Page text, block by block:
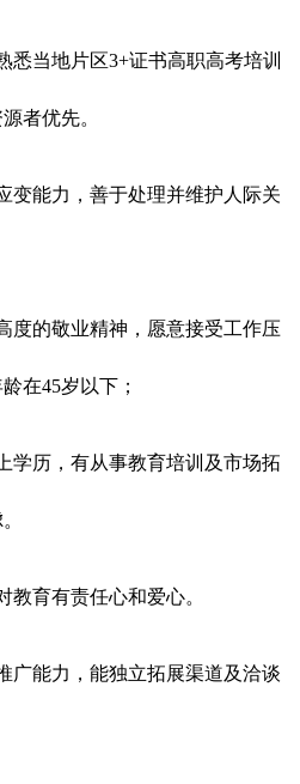
悉当地片区3+证书高职高考培训
者优先。
变能力，善于处理并维护人际关
度的敬业精神，愿意接受工作压
在45岁以下；
学历，有从事教育培训及市场拓
教育有责任心和爱心。
广能力，能独立拓展渠道及洽谈